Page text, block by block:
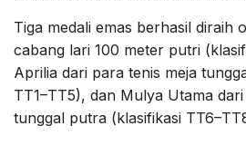
Tiga medali emas berhasil diraih
cabang lari 100 meter putri
Aprilia dari para tenis meja
TT1–TT5), dan Mulya Utama
tunggal putra (klasifikasi